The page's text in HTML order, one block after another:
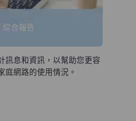
綜合報告
訊息和資訊，以幫助您更容
庭網路的使用情況。